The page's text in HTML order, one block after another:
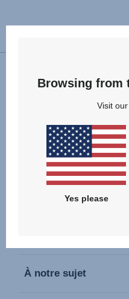
Nos Produits
À notre sujet
Browsing from
Visit
Yes please